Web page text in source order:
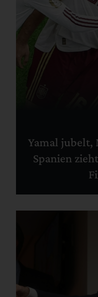
Yamal jubelt,
Spanien